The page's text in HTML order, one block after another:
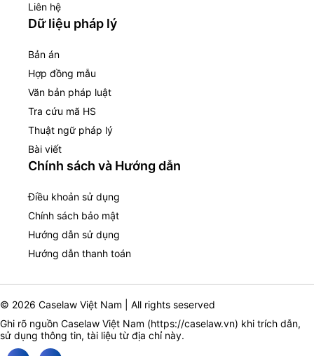
Liên hệ
Dữ liệu pháp lý
Bản án
Hợp đồng mẫu
Văn bản pháp luật
Tra cứu mã HS
Thuật ngữ pháp lý
Bài viết
Chính sách và Hướng dẫn
Điều khoản sử dụng
Chính sách bảo mật
Hướng dẫn sử dụng
Hướng dẫn thanh toán
© 2026 Caselaw Việt Nam | All rights seserved
Ghi rõ nguồn Caselaw Việt Nam (https://caselaw.vn) khi trích dẫn,
sử dụng thông tin, tài liệu từ địa chỉ này.